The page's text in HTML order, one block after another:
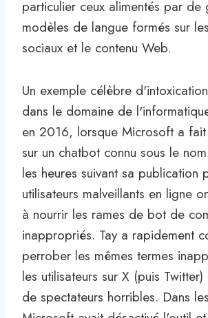
particulier ceux alimentés par de
modèles de langue formés sur
sociaux et le contenu Web.
Un exemple célèbre
dans le domaine de
en 2016, lorsque Microsoft a
sur un chatbot connu sous le
les heures suivant sa publication
utilisateurs malveillants en ligne
à nourrir les rames de bot de
inappropriés. Tay a rapidement
perrober les mêmes termes
les utilisateurs sur X (puis
de spectateurs horribles. Dans